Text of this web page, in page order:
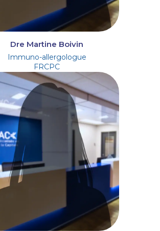
Dre Martine Boivin
Immuno-allergologue
FRCPC